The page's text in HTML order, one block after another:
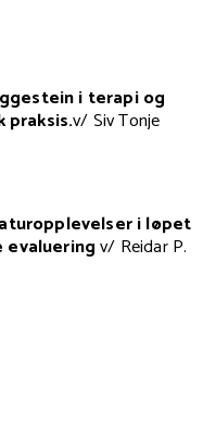
i terapi og
praksis.v/ Siv Tonje
i løpet
evalueringv/ Reidar P.